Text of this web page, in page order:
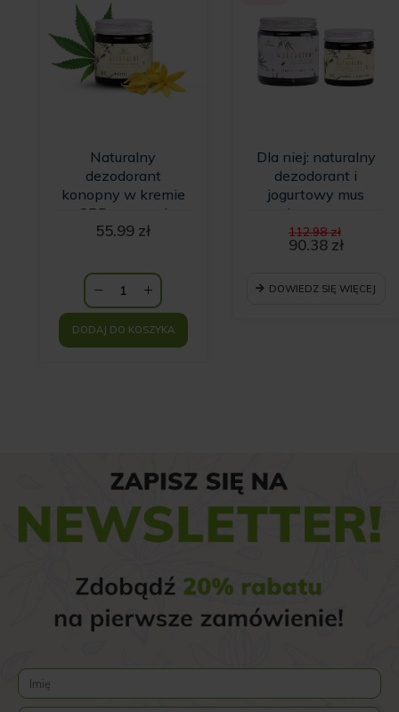
Naturalny
dezodorant
konopny w kremie
z CBD o zapachu
wanilii i kwiatów
HempKing
55.99 zł
DODAJ DO KOSZYKA
Dla niej: naturalny
dezodorant i
jogurtowy mus
konopny
112.98zł
cena
90.38 zł
wynosi:
DOWIEDZ SIĘ WIĘCEJ